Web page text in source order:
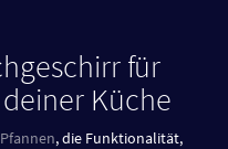
für
Küche
, die Funktionalität,